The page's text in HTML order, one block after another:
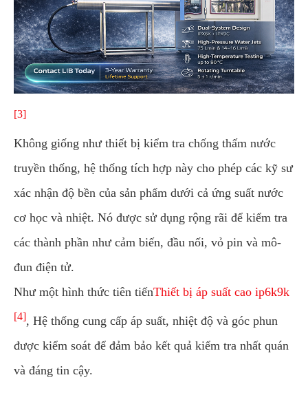
[3]
Không giống như thiết bị kiểm tra chống thấm nước
truyền thống, hệ thống tích hợp này cho phép các kỹ sư
xác nhận độ bền của sản phẩm dưới cả ứng suất nước
cơ học và nhiệt. Nó được sử dụng rộng rãi để kiểm tra
các thành phần như cảm biến, đầu nối, vỏ pin và mô-
đun điện tử.
Như một hình thức tiên tiếnThiết bị áp suất cao ip6k9k
[4], Hệ thống cung cấp áp suất, nhiệt độ và góc phun
được kiểm soát để đảm bảo kết quả kiểm tra nhất quán
và đáng tin cậy.